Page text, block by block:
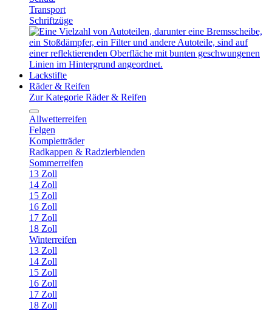
Transport
Schriftzüge
Lackstifte
Räder & Reifen
Zur Kategorie Räder & Reifen
Allwetterreifen
Felgen
Kompletträder
Radkappen & Radzierblenden
Sommerreifen
13 Zoll
14 Zoll
15 Zoll
16 Zoll
17 Zoll
18 Zoll
Winterreifen
13 Zoll
14 Zoll
15 Zoll
16 Zoll
17 Zoll
18 Zoll